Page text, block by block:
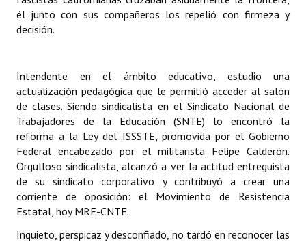
él junto con sus compañeros los repelió con firmeza y
decisión.
Intendente en el ámbito educativo, estudio una
actualización pedagógica que le permitió acceder al salón
de clases. Siendo sindicalista en el Sindicato Nacional de
Trabajadores de la Educación (SNTE) lo encontró la
reforma a la Ley del ISSSTE, promovida por el Gobierno
Federal encabezado por el militarista Felipe Calderón.
Orgulloso sindicalista, alcanzó a ver la actitud entreguista
de su sindicato corporativo y contribuyó a crear una
corriente de oposición: el Movimiento de Resistencia
Estatal, hoy MRE-CNTE.
Inquieto, perspicaz y desconfiado, no tardó en reconocer las